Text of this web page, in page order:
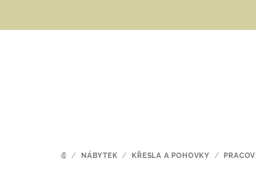
DOMŮ
/ NÁBYTEK / KŘESLA A POHOVKY /